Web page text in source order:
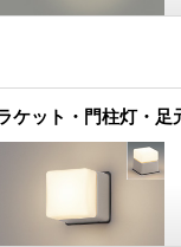
ケット・門柱灯・足